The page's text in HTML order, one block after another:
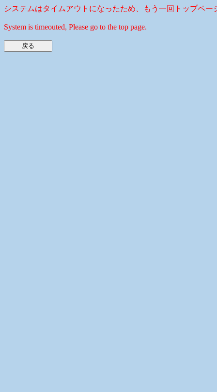
システムはタイムアウトになったため、もう一回トップペー
System is timeouted, Please go to the top page.